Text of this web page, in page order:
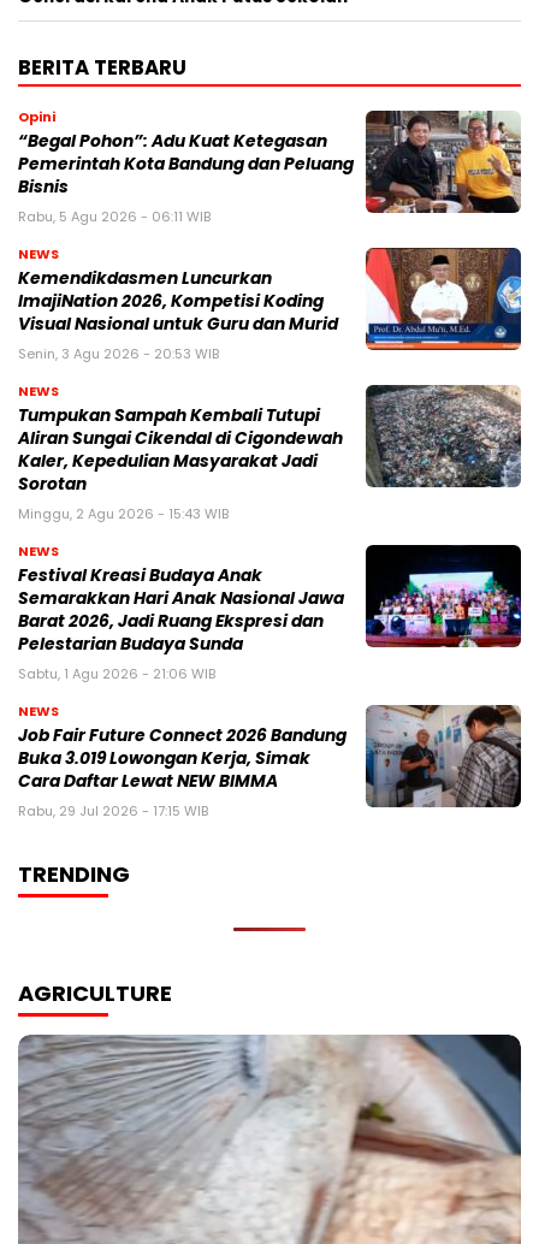
BERITA TERBARU
Opini
“Begal Pohon”: Adu Kuat Ketegasan
Pemerintah Kota Bandung dan Peluang
Bisnis
Rabu, 5 Agu 2026 - 06:11 WIB
NEWS
Kemendikdasmen Luncurkan
ImajiNation 2026, Kompetisi Koding
Visual Nasional untuk Guru dan Murid
Senin, 3 Agu 2026 - 20:53 WIB
NEWS
Tumpukan Sampah Kembali Tutupi
Aliran Sungai Cikendal di Cigondewah
Kaler, Kepedulian Masyarakat Jadi
Sorotan
Minggu, 2 Agu 2026 - 15:43 WIB
NEWS
Festival Kreasi Budaya Anak
Semarakkan Hari Anak Nasional Jawa
Barat 2026, Jadi Ruang Ekspresi dan
Pelestarian Budaya Sunda
Sabtu, 1 Agu 2026 - 21:06 WIB
NEWS
Job Fair Future Connect 2026 Bandung
Buka 3.019 Lowongan Kerja, Simak
Cara Daftar Lewat NEW BIMMA
Rabu, 29 Jul 2026 - 17:15 WIB
TRENDING
AGRICULTURE